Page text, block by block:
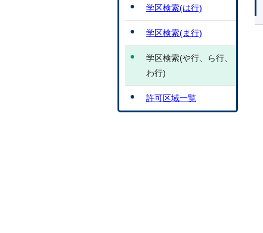
学区検索(は行)
学区検索(ま行)
学区検索(や行、ら行、
わ行)
許可区域一覧